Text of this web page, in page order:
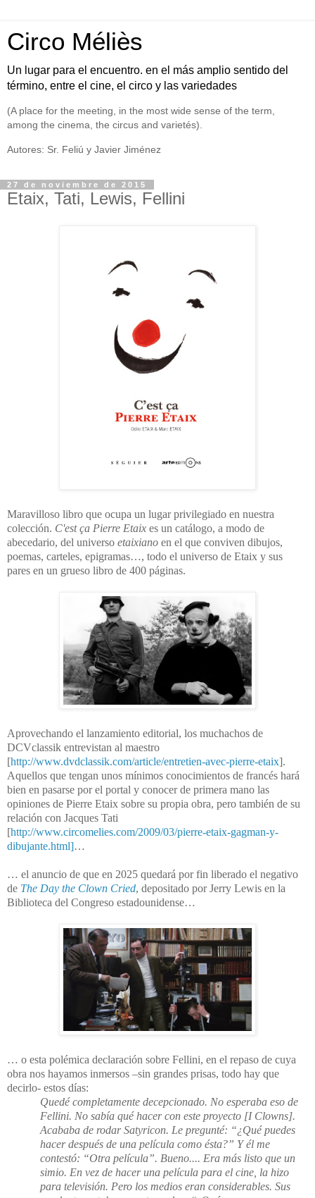
Circo Méliès
Un lugar para el encuentro. en el más amplio sentido del
término, entre el cine, el circo y las variedades
(A place for the meeting, in the most wide sense of the term,
among the cinema, the circus and varietés).
Autores: Sr. Feliú y Javier Jiménez
27 de noviembre de 2015
Etaix, Tati, Lewis, Fellini
Maravilloso libro que ocupa un lugar privilegiado en nuestra
colección. C'est ça Pierre Etaix es un catálogo, a modo de
abecedario, del universo etaixiano en el que conviven dibujos,
poemas, carteles, epigramas…, todo el universo de Etaix y sus
pares en un grueso libro de 400 páginas.
Aprovechando el lanzamiento editorial, los muchachos de
DCVclassik entrevistan al maestro
[http://www.dvdclassik.com/article/entretien-avec-pierre-etaix].
Aquellos que tengan unos mínimos conocimientos de francés hará
bien en pasarse por el portal y conocer de primera mano las
opiniones de Pierre Etaix sobre su propia obra, pero también de su
relación con Jacques Tati
[http://www.circomelies.com/2009/03/pierre-etaix-gagman-y-
dibujante.html]…
… el anuncio de que en 2025 quedará por fin liberado el negativo
de The Day the Clown Cried, depositado por Jerry Lewis en la
Biblioteca del Congreso estadounidense…
… o esta polémica declaración sobre Fellini, en el repaso de cuya
obra nos hayamos inmersos –sin grandes prisas, todo hay que
decirlo- estos días:
Quedé completamente decepcionado. No esperaba eso de
Fellini. No sabía qué hacer con este proyecto [I Clowns].
Acababa de rodarSatyricon. Le pregunté: “¿Qué puedes
hacer después de una película como ésta?” Y él me
contestó: “Otra película”. Bueno.... Era más listo que un
simio. En vez de hacer una película para el cine, la hizo
para televisión. Pero los medios eran considerables. Sus